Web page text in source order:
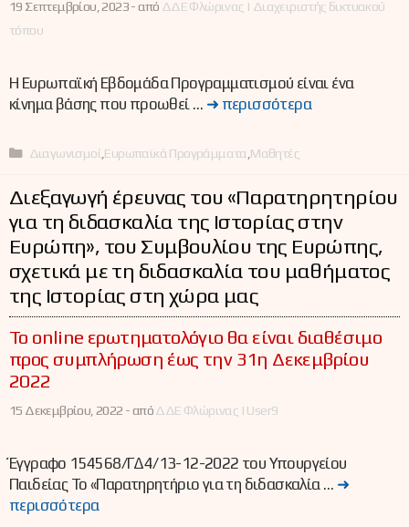
19 Σεπτεμβρίου, 2023 -από ΔΔΕ Φλώρινας | Διαχειριστής δικτυακού
τόπου
Η Ευρωπαϊκή Εβδομάδα Προγραμματισμού είναι ένα
κίνημα βάσης που προωθεί … ➜ περισσότερα
Κατηγορίες
Διαγωνισμοί Ευρωπαϊκά Προγράμματα Μαθητές
Διεξαγωγή έρευνας του «Παρατηρητηρίου
για τη διδασκαλία της Ιστορίας στην
Ευρώπη», του Συμβουλίου της Ευρώπης,
σχετικά με τη διδασκαλία του μαθήματος
της Ιστορίας στη χώρα μας
Το online ερωτηματολόγιο θα είναι διαθέσιμο
προς συμπλήρωση έως την 31η Δεκεμβρίου
2022
15 Δεκεμβρίου, 2022 -απόΔΔΕ Φλώρινας | User9
Έγγραφο 154568/ΓΔ4/13-12-2022 του Υπουργείου
Παιδείας Το «Παρατηρητήριο για τη διδασκαλία … ➜
περισσότερα